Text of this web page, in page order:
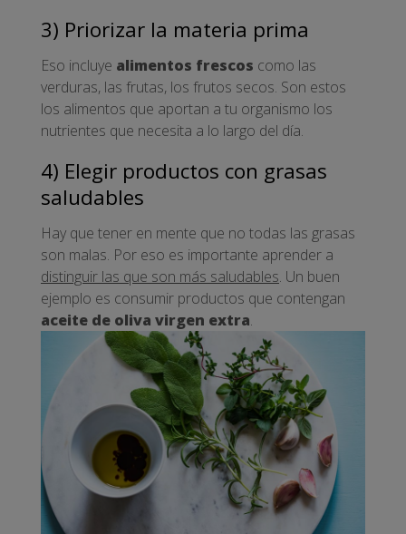
3) Priorizar la materia prima
Eso incluye alimentos frescos como las
verduras, las frutas, los frutos secos. Son estos
los alimentos que aportan a tu organismo los
nutrientes que necesita a lo largo del día.
4) Elegir productos con grasas
saludables
Hay que tener en mente que no todas las grasas
son malas. Por eso es importante aprender a
distinguir las que son más saludables. Un buen
ejemplo es consumir productos que contengan
aceite de oliva virgen extra.